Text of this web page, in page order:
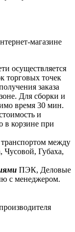
магазине
осуществляется
торговых точек
заказа
Для сборки и
время 30 мин.
и
в корзине при
между
Губаха,
ПЭК, Деловые
с менеджером.